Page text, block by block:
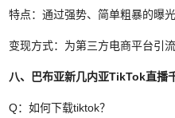
特点：通过强势、简单粗暴的曝
变现方式：为第三方电商平台引流
八、巴布亚新几内亚TikTok直播
Q：如何下载tiktok？